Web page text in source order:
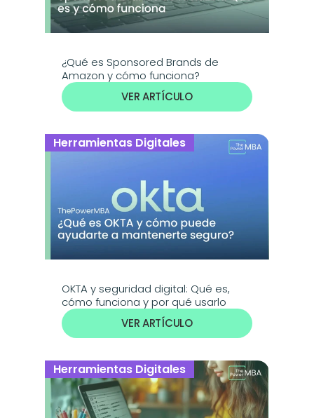
¿Qué es Sponsored Brands de
Amazon y cómo funciona?
VER ARTÍCULO
Herramientas Digitales
OKTA y seguridad digital: Qué es,
cómo funciona y por qué usarlo
VER ARTÍCULO
Herramientas Digitales